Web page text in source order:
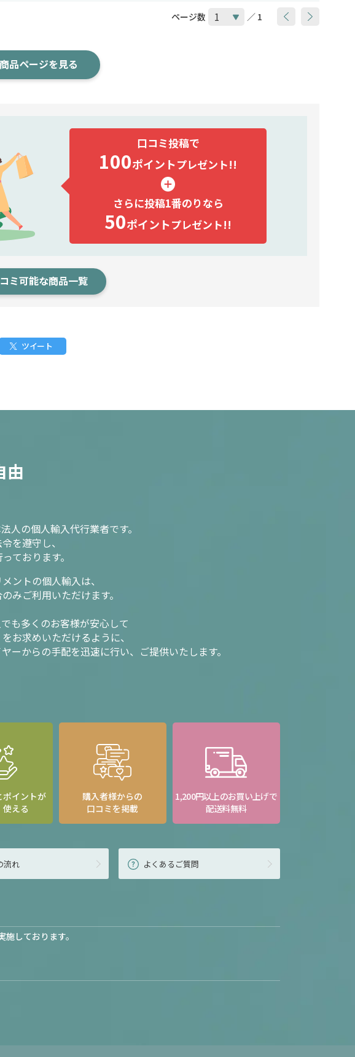
ページ数 ／ 1
商品ページを見る
口コミ投稿で
100ポイントプレゼント!!
さらに投稿1番のりなら
50ポイントプレゼント!!
ミ可能な商品一覧
ツイート
由
人の個人輸入代行業者です。
を遵守し、
ております。
ントの個人輸入は、
みご利用いただけます。
も多くのお客様が安心して
お求めいただけるように、
ーからの手配を迅速に行い、ご提供いたします。
ポイントが
使える
購入者様からの
口コミを掲載
1,200円以上のお買い上げで
配送料無料
流れ よくあるご質問
しております。